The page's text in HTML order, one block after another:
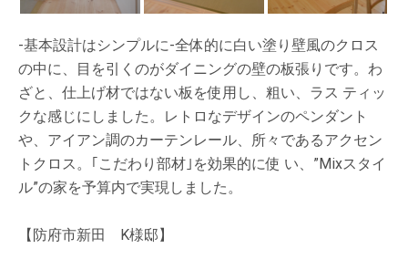
-基本設計はシンプルに-全体的に白い塗り壁風のクロス
の中に、目を引くのがダイニングの壁の板張りです。わ
ざと、仕上げ材ではない板を使用し、粗い、ラス ティッ
クな感じにしました。レトロなデザインのペンダント
や、アイアン調のカーテンレール、所々であるアクセン
トクロス。｢こだわり部材｣を効果的に使 い、”Mixスタイ
ル”の家を予算内で実現しました。
【防府市新田 K様邸】